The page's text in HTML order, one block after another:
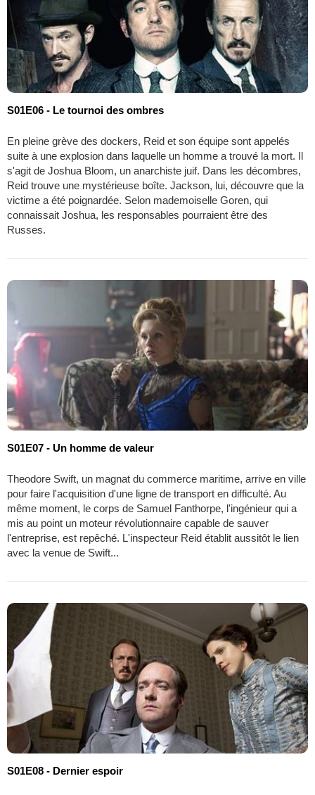
S01E06 - Le tournoi des ombres
En pleine grève des dockers, Reid et son équipe sont appelés
suite à une explosion dans laquelle un homme a trouvé la mort. Il
s'agit de Joshua Bloom, un anarchiste juif. Dans les décombres,
Reid trouve une mystérieuse boîte. Jackson, lui, découvre que la
victime a été poignardée. Selon mademoiselle Goren, qui
connaissait Joshua, les responsables pourraient être des
Russes.
S01E07 - Un homme de valeur
Theodore Swift, un magnat du commerce maritime, arrive en ville
pour faire l'acquisition d'une ligne de transport en difficulté. Au
même moment, le corps de Samuel Fanthorpe, l'ingénieur qui a
mis au point un moteur révolutionnaire capable de sauver
l'entreprise, est repêché. L'inspecteur Reid établit aussitôt le lien
avec la venue de Swift...
S01E08 - Dernier espoir